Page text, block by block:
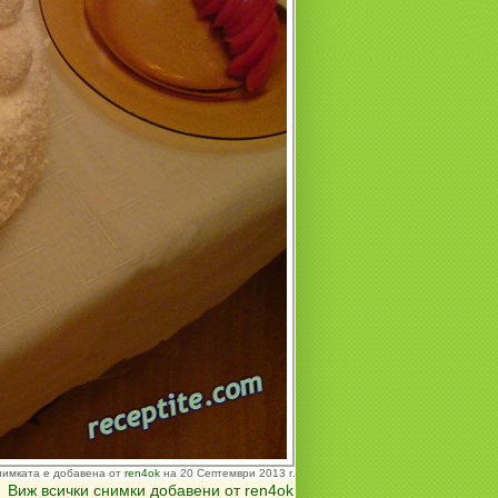
е добавена от ren4ok на 20 Септември 2013 г.
Виж всички снимки добавени от ren4ok